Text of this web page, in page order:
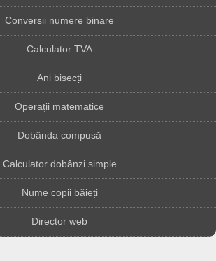
Conversii numere binare
Calculator TVA
Ani bisecți
Operații matematice
Dobânda compusă
Calculator dobânzi simple
Nume copii băieți
Director web